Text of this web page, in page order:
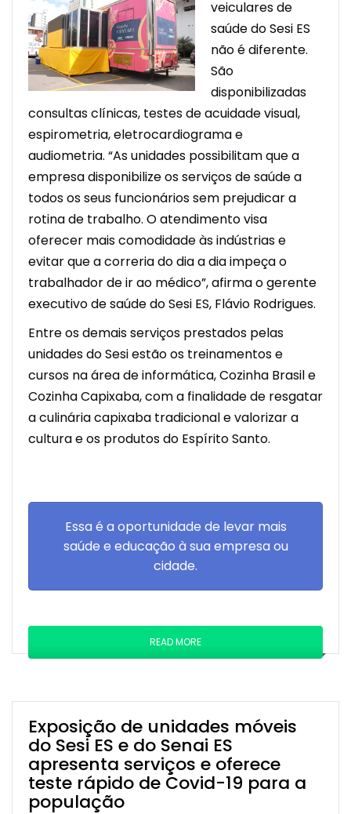
veiculares de
saúde do Sesi ES
não é diferente.
São
disponibilizadas
consultas clínicas, testes de acuidade visual,
espirometria, eletrocardiograma e
audiometria. “As unidades possibilitam que a
empresa disponibilize os serviços de saúde a
todos os seus funcionários sem prejudicar a
rotina de trabalho. O atendimento visa
oferecer mais comodidade às indústrias e
evitar que a correria do dia a dia impeça o
trabalhador de ir ao médico”, afirma o gerente
executivo de saúde do Sesi ES, Flávio Rodrigues.
Entre os demais serviços prestados pelas
unidades do Sesi estão os treinamentos e
cursos na área de informática, Cozinha Brasil e
Cozinha Capixaba, com a finalidade de resgatar
a culinária capixaba tradicional e valorizar a
cultura e os produtos do Espírito Santo.
Essa é a oportunidade de levar mais
saúde e educação à sua empresa ou
cidade.
READ MORE
Exposição de unidades móveis
do Sesi ES e do Senai ES
apresenta serviços e oferece
teste rápido de Covid-19 para a
população